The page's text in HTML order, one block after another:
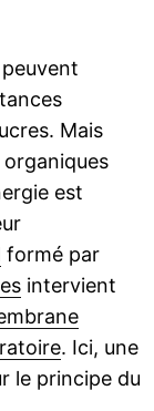
Mais
est
formé par
intervient
. Ici, une
le principe du